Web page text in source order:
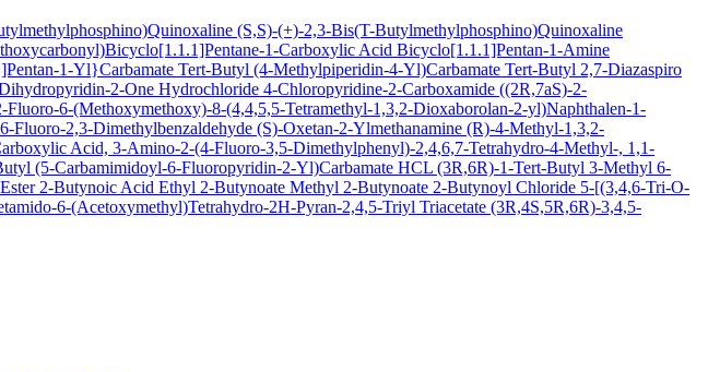
(S,S)-(+)-2,3-Bis(T-Butylmethylphosphino)Quinoxaline
1-Carboxylic Acid Bicyclo[1.1.1]Pentan-1-Amine
1-Yl}Carbamate Tert-Butyl (4-Methylpiperidin-4-Yl)Carbamate Tert-Butyl 2,7-Diazaspiro
2-One Hydrochloride 4-Chloropyridine-2-Carboxamide ((2R,7aS)-2-
Fluoro-6-(Methoxymethoxy)-8-(4,4,5,5-Tetramethyl-1,3,2-Dioxaborolan-2-yl)Naphthalen-1-
6-Fluoro-2,3-Dimethylbenzaldehyde (S)-Oxetan-2-Ylmethanamine (R)-4-Methyl-1,3,2-
Acid, 3-Amino-2-(4-Fluoro-3,5-Dimethylphenyl)-2,4,6,7-Tetrahydro-4-Methyl-, 1,1-
(5-Carbamimidoyl-6-Fluoropyridin-2-Yl)Carbamate HCL (3R,6R)-1-Tert-Butyl 3-Methyl 6-
2-Butynoic Acid Ethyl 2-Butynoate Methyl 2-Butynoate 2-Butynoyl Chloride 5-[(3,4,6-Tri-O-
6-(Acetoxymethyl)Tetrahydro-2H-Pyran-2,4,5-Triyl Triacetate (3R,4S,5R,6R)-3,4,5-